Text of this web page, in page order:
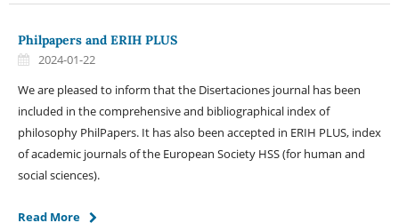
Philpapers and ERIH PLUS
2024-01-22
We are pleased to inform that the Disertaciones journal has been
included in the comprehensive and bibliographical index of
philosophy PhilPapers. It has also been accepted in ERIH PLUS, index
of academic journals of the European Society HSS (for human and
social sciences).
Read More